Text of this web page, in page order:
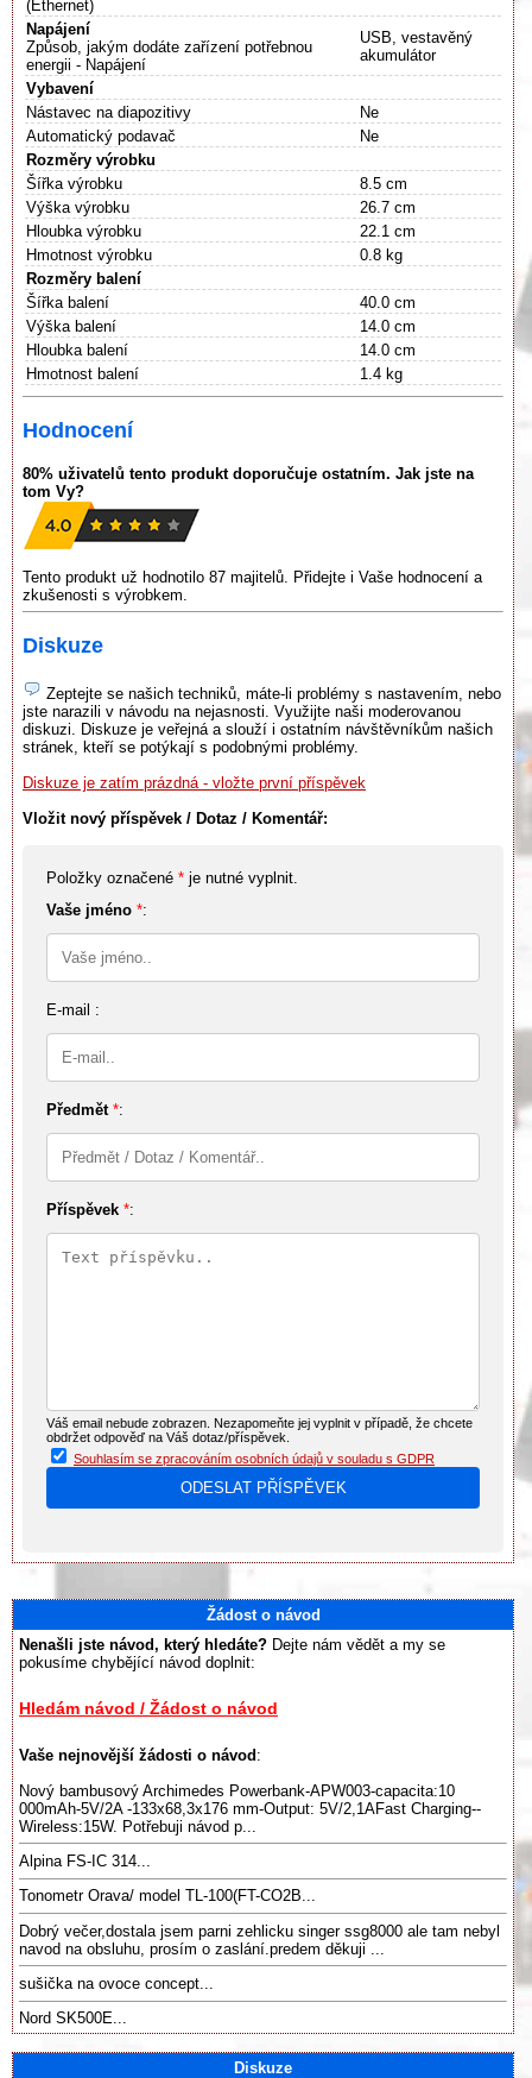
(Ethernet)
Napájení
Způsob, jakým dodáte zařízení potřebnou
energii - Napájení
USB, vestavěný
akumulátor
Vybavení
Nástavec na diapozitivy
Ne
Automatický podavač
Ne
Rozměry výrobku
Šířka výrobku
8.5 cm
Výška výrobku
26.7 cm
Hloubka výrobku
22.1 cm
Hmotnost výrobku
0.8 kg
Rozměry balení
Šířka balení
40.0 cm
Výška balení
14.0 cm
Hloubka balení
14.0 cm
Hmotnost balení
1.4 kg
Hodnocení
80% uživatelů tento produkt doporučuje ostatním. Jak jste na
tom Vy?
Tento produkt už hodnotilo 87 majitelů. Přidejte i Vaše hodnocení a
zkušenosti s výrobkem.
Diskuze
Zeptejte se našich techniků, máte-li problémy s nastavením, nebo
jste narazili v návodu na nejasnosti. Využijte naši moderovanou
diskuzi. Diskuze je veřejná a slouží i ostatním návštěvníkům našich
stránek, kteří se potýkají s podobnými problémy.
Diskuze je zatím prázdná - vložte první příspěvek
Vložit nový příspěvek / Dotaz / Komentář:
Položky označené * je nutné vyplnit.
Vaše jméno *:
E-mail :
Předmět *:
Příspěvek *:
Váš email nebude zobrazen. Nezapomeňte jej vyplnit v případě, že chcete
obdržet odpověď na Váš dotaz/příspěvek.
Souhlasím se zpracováním osobních údajů v souladu s GDPR
Žádost o návod
Nenašli jste návod, který hledáte? Dejte nám vědět a my se
pokusíme chybějící návod doplnit:
Hledám návod / Žádost o návod
Vaše nejnovější žádosti o návod :
Nový bambusový Archimedes Powerbank-APW003-capacita:10
000mAh-5V/2A -133x68,3x176 mm-Output: 5V/2,1AFast Charging--
Wireless:15W. Potřebuji návod p...
Alpina FS-IC 314...
Tonometr Orava/ model TL-100(FT-CO2B...
Dobrý večer,dostala jsem parni zehlicku singer ssg8000 ale tam nebyl
navod na obsluhu, prosím o zaslání.predem děkuji ...
sušička na ovoce concept...
Nord SK500E...
Diskuze